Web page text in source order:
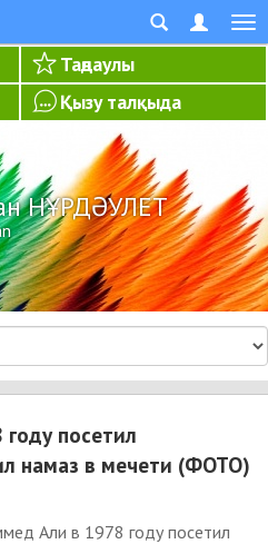
Таңдаулы
Қызу талқыда
НҰРДӘУЛЕТ
посетил
намаз в мечети (ФОТО)
Али в 1978 году посетил